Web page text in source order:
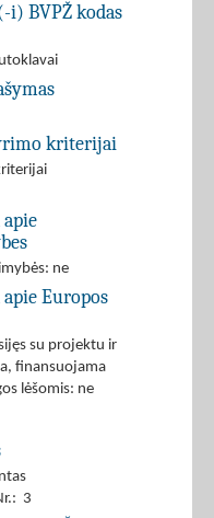
i) BVPŽ kodas
kriterijai
ne
Europos
su projektu ir
finansuojama
lėšomis: ne
3